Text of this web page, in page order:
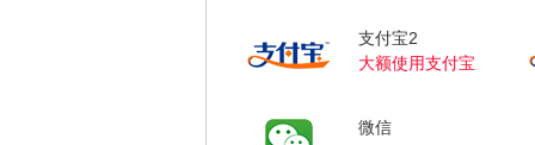
支付宝2
大额使用支付宝
微信